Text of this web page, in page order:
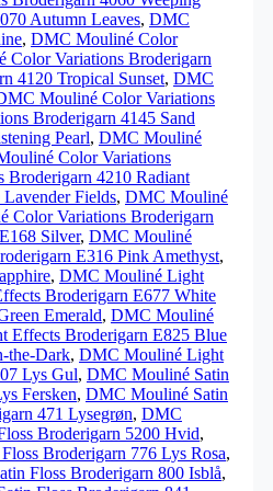
Autumn Leaves, DMC
, DMC Mouliné Color
Color Variations Broderigarn
4120 Tropical Sunset, DMC
Mouliné Color Variations
Broderigarn 4145 Sand
Pearl, DMC Mouliné
Color Variations
4210 Radiant
Fields, DMC Mouliné
Color Variations Broderigarn
Silver, DMC Mouliné
E316 Pink Amethyst,
, DMC Mouliné Light
Broderigarn E677 White
Emerald, DMC Mouliné
Effects Broderigarn E825 Blue
the-Dark, DMC Mouliné Light
Lys Gul, DMC Mouliné Satin
Fersken, DMC Mouliné Satin
471 Lysegrøn, DMC
Broderigarn 5200 Hvid,
Broderigarn 776 Lys Rosa,
Floss Broderigarn 800 Isblå,